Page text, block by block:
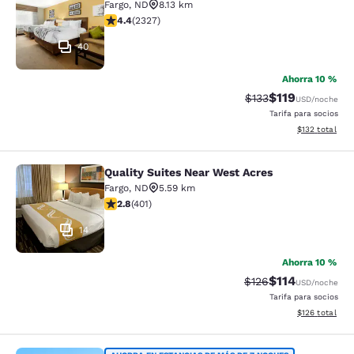
40
Fargo, ND
8.13 km
calificación de 4.41 estrellas. Excelente. 2327 reseñas
4.4(2327)
Ahorra 10 %
Precio tachado:
$133Precio con
$119USD/noche
Tarifa para socios
Ver detalles
$132 total
Quality Suites Near West Acres
14
Quality Suites Near West Acres
Fargo, ND
5.59 km
calificación de 2.81 estrellas. Feria. 401 reseñas
2.8(401)
Ahorra 10 %
Precio tachado:
$126Precio con
$114USD/noche
Tarifa para socios
Ver detalles
$126 total